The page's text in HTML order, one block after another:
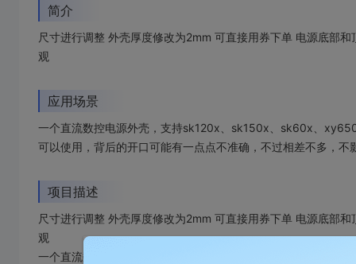
简介
尺寸进行调整 外壳厚度修改为2mm 可直接用券下单 电源底部
观
应用场景
一个直流数控电源外壳，支持sk120x、sk150x、sk60x、
可以使用，背后的开口可能有一点点不准确，不过相差不多，不
项目描述
尺寸进行调整 外壳厚度修改为2mm 可直接用券下单 电源底部
观
一个直流数控电源外壳，支持sk120x、sk150x、sk60x、